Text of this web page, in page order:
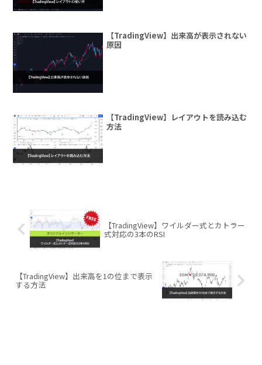
【TradingView】出来高が表示されない
原因
【TradingView】レイアウトを読み込む
方法
【TradingView】ワイルダー式とカトラー
式対応の3本のRSI
【TradingView】出来高を1の位まで表示
する方法